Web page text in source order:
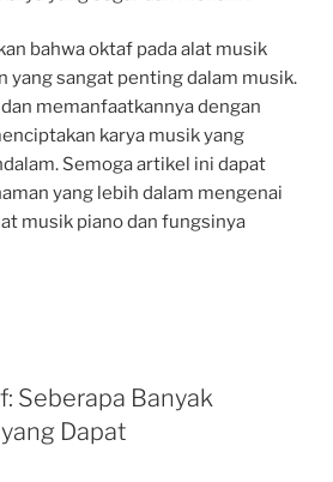
bahwa oktaf pada alat musik
yang sangat penting dalam musik.
memanfaatkannya dengan
karya musik yang
Semoga artikel ini dapat
yang lebih dalam mengenai
musik piano dan fungsinya
Seberapa Banyak
Dapat